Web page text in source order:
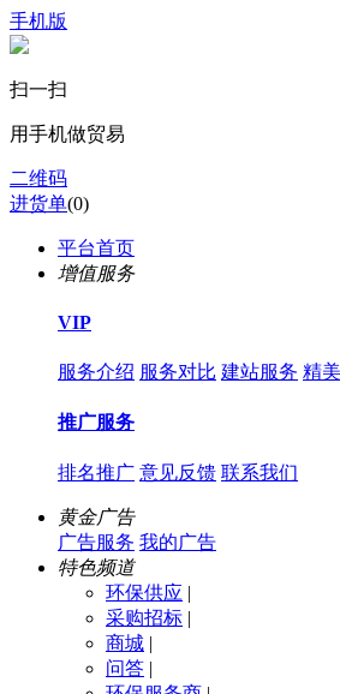
手机版
扫一扫
用手机做贸易
二维码
进货单(0)
平台首页
增值服务
VIP
服务介绍 服务对比 建站服务 精
推广服务
排名推广 意见反馈 联系我们
黄金广告
广告服务 我的广告
特色频道
环保供应 |
采购招标 |
商城 |
问答 |